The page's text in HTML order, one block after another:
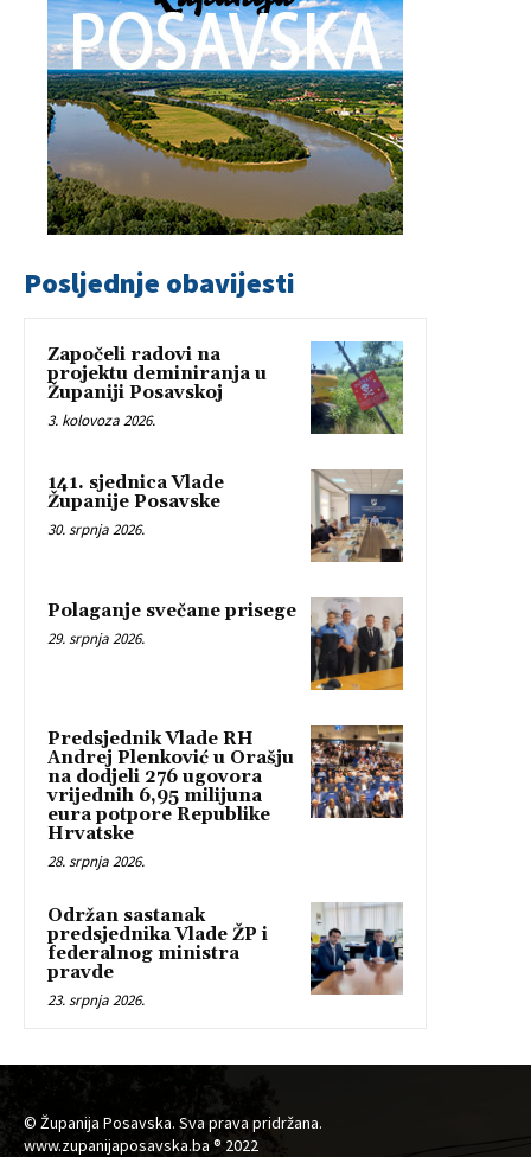
Posljednje obavijesti
Započeli radovi na
projektu deminiranja u
Županiji Posavskoj
3. kolovoza 2026.
141. sjednica Vlade
Županije Posavske
30. srpnja 2026.
Polaganje svečane prisege
29. srpnja 2026.
Predsjednik Vlade RH
Andrej Plenković u Orašju
na dodjeli 276 ugovora
vrijednih 6,95 milijuna
eura potpore Republike
Hrvatske
28. srpnja 2026.
Održan sastanak
predsjednika Vlade ŽP i
federalnog ministra
pravde
23. srpnja 2026.
© Županija Posavska. Sva prava pridržana.
www.zupanijaposavska.ba ® 2022